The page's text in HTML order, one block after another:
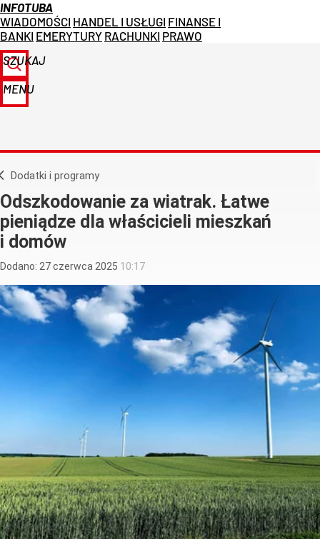
INFOTUBA
WIADOMOŚCI HANDEL I USŁUGI FINANSE I
BANKI EMERYTURY RACHUNKI PRAWO
SZUKAJ
MENU
Dodatki i programy
Odszkodowanie za wiatrak. Łatwe
pieniądze dla właścicieli mieszkań
i domów
Dodano: 27czerwca 2025 10:17